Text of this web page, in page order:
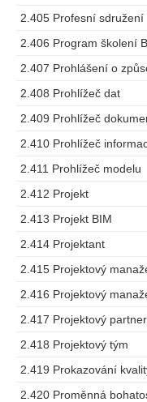
2.405 Profesní sdružení
2.406 Program školení
2.407 Prohlášení o
2.408 Prohlížeč dat
2.409 Prohlížeč
2.410 Prohlížeč
2.411 Prohlížeč modelu
2.412 Projekt
2.413 Projekt BIM
2.414 Projektant
2.415 Projektový
2.416 Projektový
2.417 Projektový partner
2.418 Projektový tým
2.419 Prokazování
2.420 Proměnná